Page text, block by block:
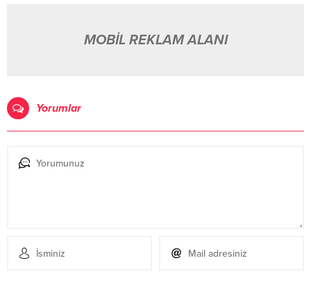
MOBİL REKLAM ALANI
Yorumlar